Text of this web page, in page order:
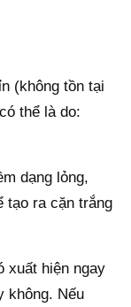
(không tồn tại
thể là do:
dạng lỏng,
tạo ra cặn trắng
xuất hiện ngay
không. Nếu